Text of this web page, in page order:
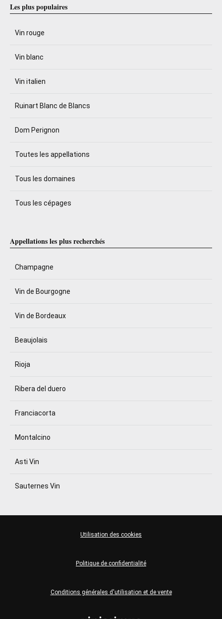
Les plus populaires
Vin rouge
Vin blanc
Vin italien
Ruinart Blanc de Blancs
Dom Perignon
Toutes les appellations
Tous les domaines
Tous les cépages
Appellations les plus recherchés
Champagne
Vin de Bourgogne
Vin de Bordeaux
Beaujolais
Rioja
Ribera del duero
Franciacorta
Montalcino
Asti Vin
Sauternes Vin
Conditions générales d'utilisation et de vente
Politique de confidentialité
Utilisation des cookies